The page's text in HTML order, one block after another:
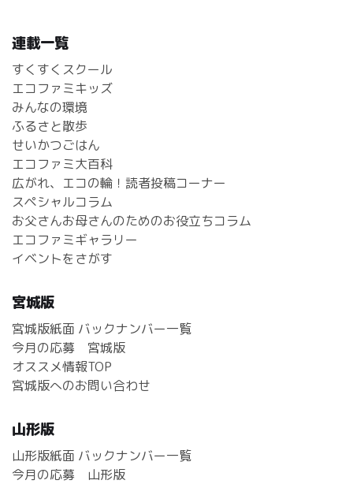
連載一覧
すくすくスクール
エコファミキッズ
みんなの環境
ふるさと散歩
せいかつごはん
エコファミ大百科
広がれ、エコの輪！読者投稿コーナー
スペシャルコラム
お父さんお母さんのためのお役立ちコラム
エコファミギャラリー
イベントをさがす
宮城版
宮城版紙面 バックナンバー一覧
今月の応募 宮城版
オススメ情報TOP
宮城版へのお問い合わせ
山形版
山形版紙面 バックナンバー一覧
今月の応募 山形版